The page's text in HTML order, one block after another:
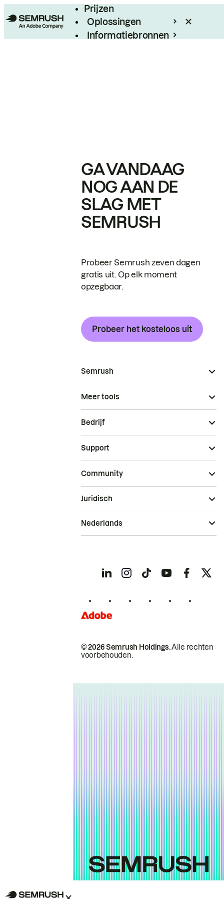
Prijzen
Oplossingen
Informatiebronnen
GA VANDAAG
NOG AAN DE
SLAG MET
SEMRUSH
Probeer Semrush zeven dagen
gratis uit. Op elk moment
opzegbaar.
Probeer het kosteloos uit
Semrush
Meer tools
Bedrijf
Support
Community
© 2026 Semrush Holdings.Alle rechten
voorbehouden.
Juridisch
Nederlands